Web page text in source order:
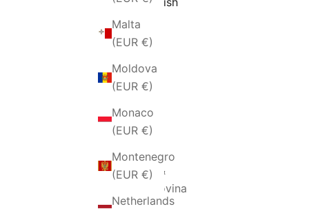
Malta
(EUR €)
Moldova
(EUR €)
Monaco
(EUR €)
Montenegro
(EUR €)
Netherlands
Austria
Belarus
Belgium
Bosnia &
Herzegovina
(EUR €)